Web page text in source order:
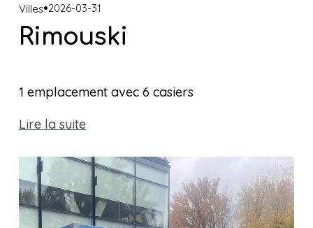
Villes 2026-03-31
Rimouski
1 emplacement avec 6 casiers
Lire la suite